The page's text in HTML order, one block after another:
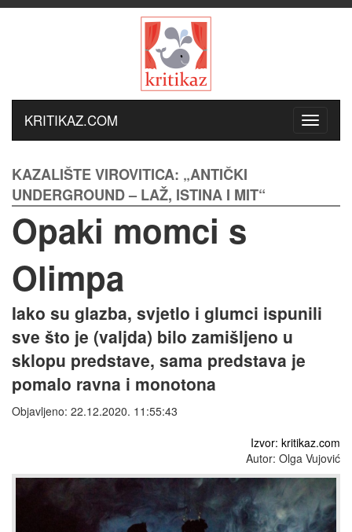
KRITIKAZ.COM
KAZALIŠTE VIROVITICA: „ANTIČKI
UNDERGROUND – LAŽ, ISTINA I MIT“
Opaki momci s
Olimpa
Iako su glazba, svjetlo i glumci ispunili
sve što je (valjda) bilo zamišljeno u
sklopu predstave, sama predstava je
pomalo ravna i monotona
Objavljeno: 22.12.2020. 11:55:43
Izvor: kritikaz.com
Autor: Olga Vujović